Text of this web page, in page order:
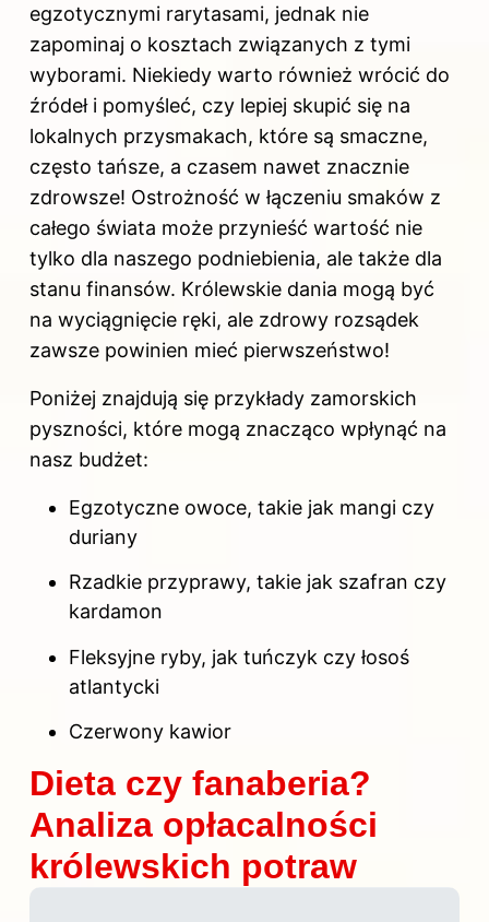
egzotycznymi rarytasami, jednak nie
zapominaj o kosztach związanych z tymi
wyborami. Niekiedy warto również wrócić do
źródeł i pomyśleć, czy lepiej skupić się na
lokalnych przysmakach, które są smaczne,
często tańsze, a czasem nawet znacznie
zdrowsze! Ostrożność w łączeniu smaków z
całego świata może przynieść wartość nie
tylko dla naszego podniebienia, ale także dla
stanu finansów. Królewskie dania mogą być
na wyciągnięcie ręki, ale zdrowy rozsądek
zawsze powinien mieć pierwszeństwo!
Poniżej znajdują się przykłady zamorskich
pyszności, które mogą znacząco wpłynąć na
nasz budżet:
Egzotyczne owoce, takie jak mangi czy
duriany
Rzadkie przyprawy, takie jak szafran czy
kardamon
Fleksyjne ryby, jak tuńczyk czy łosoś
atlantycki
Czerwony kawior
Dieta czy fanaberia?
Analiza opłacalności
królewskich potraw